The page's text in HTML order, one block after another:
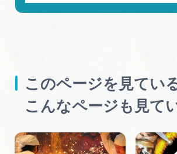
このページを見てい
こんなページも見て